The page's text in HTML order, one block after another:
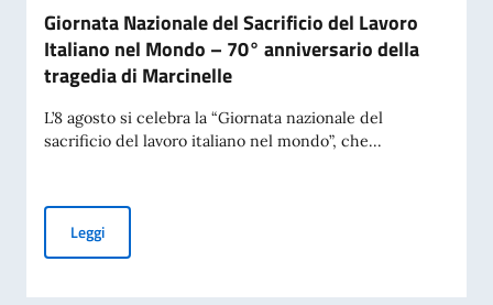
Giornata Nazionale del Sacrificio del Lavoro
Italiano nel Mondo – 70° anniversario della
tragedia di Marcinelle
L’8 agosto si celebra la “Giornata nazionale del
sacrificio del lavoro italiano nel mondo”, che...
LeggiGiornata Nazionale del Sacrificio del Lavoro Italiano nel